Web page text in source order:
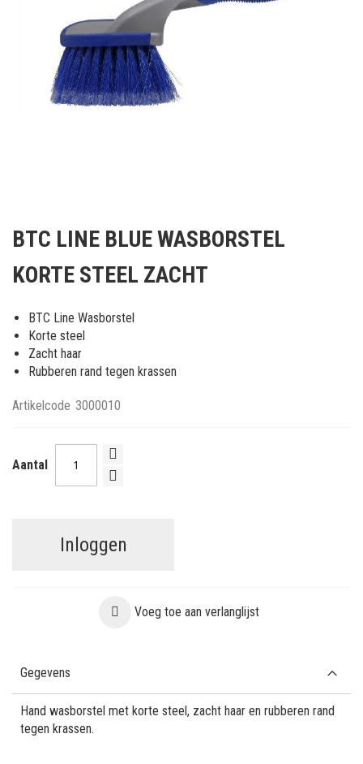
het
van
afbeeldingen-
gallerij
BTC LINE BLUE WASBORSTEL
KORTE STEEL ZACHT
BTC Line Wasborstel
Korte steel
Zacht haar
Rubberen rand tegen krassen
Artikelcode 3000010
Aantal
Inloggen
Voeg toe aan verlanglijst
Gegevens
Hand wasborstel met korte steel, zacht haar en rubberen rand
tegen krassen.